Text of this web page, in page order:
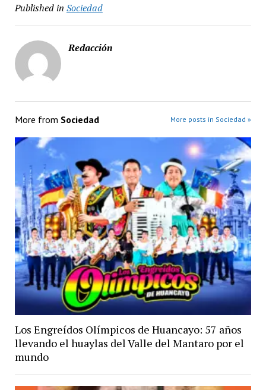
Published in Sociedad
Redacción
More from Sociedad More posts in Sociedad »
Los Engreídos Olímpicos de Huancayo: 57 años
llevando el huaylas del Valle del Mantaro por el
mundo